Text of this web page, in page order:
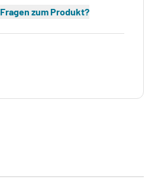
Fragen zum Produkt?